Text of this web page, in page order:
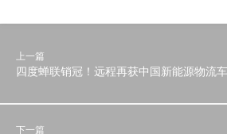
上一篇
四度蝉联销冠！远程再获中国新能源物流
下一篇